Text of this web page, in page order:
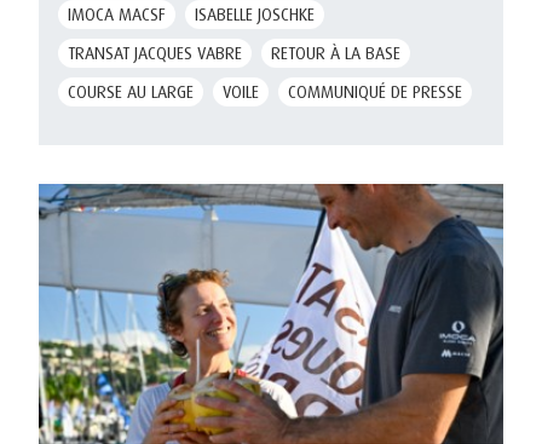
IMOCA MACSF
ISABELLE JOSCHKE
TRANSAT JACQUES VABRE
RETOUR À LA BASE
COURSE AU LARGE
VOILE COMMUNIQUÉ DE PRESSE